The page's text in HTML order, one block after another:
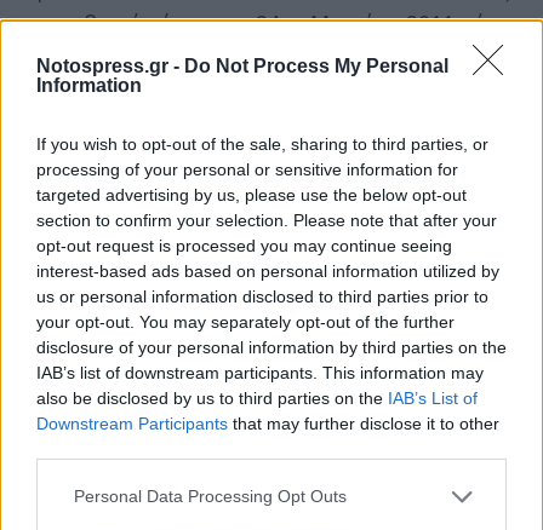
Notospress.gr - Do Not Process My Personal
Information
If you wish to opt-out of the sale, sharing to third parties, or
processing of your personal or sensitive information for
targeted advertising by us, please use the below opt-out
section to confirm your selection. Please note that after your
opt-out request is processed you may continue seeing
interest-based ads based on personal information utilized by
us or personal information disclosed to third parties prior to
your opt-out. You may separately opt-out of the further
disclosure of your personal information by third parties on the
IAB’s list of downstream participants. This information may
also be disclosed by us to third parties on the IAB’s List of
Downstream Participants that may further disclose it to other
Personal Data Processing Opt Outs
μεσημβρινές ώρες της 24ης Μαρτίου 2011 μέχρι
την 14.00΄ ώρα της 25ης Μαρτίου 2011.
β.- Στην οδό ΛΥΚΟΥΡΓΟΥ ( και στα δύο ρεύματα
ΛΥΣΑΝΔΡΟΥ μέχρι την οδό ΧΑΜΑΡΕΤΟΥ, από
10.50΄ μέχρι 14.00΄ ώρα της 25 – 03 – 2011